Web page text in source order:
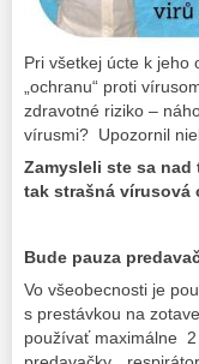
Pri všetkej úcte k jeho
„ochranu“ proti
zdravotné riziko –
vírusmi? Upozornil
Zamysleli ste sa nad
tak strašná vírusová
Bude pauza
Vo všeobecnosti je
s prestávkou na
používať maximálne